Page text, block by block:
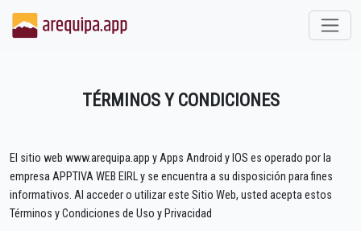
TÉRMINOS Y CONDICIONES
El sitio web www.arequipa.app y Apps Android y IOS es operado por la
empresa APPTIVA WEB EIRL y se encuentra a su disposición para fines
informativos. Al acceder o utilizar este Sitio Web, usted acepta estos
Términos y Condiciones de Uso y Privacidad